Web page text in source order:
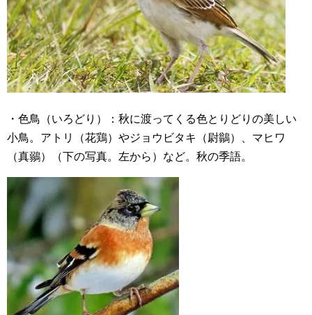
・色鳥（いろどり）：秋に渡ってくる色とりどりの美しい
小鳥。アトリ（花鶏）やジョウビタキ（尉鶲）、マヒワ
（真鶸）（下の写真。左から）など。秋の季語。